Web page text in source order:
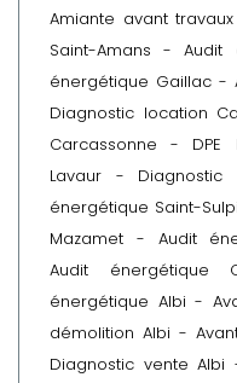
Amiante avant
Saint-Amans -Audit
énergétique Gaillac -
Diagnostic location
Carcassonne - DPE
Lavaur - Diagnostic
énergétique Saint-
Mazamet - Audit
Audit énergétique
énergétique Albi -
démolition Albi -
Diagnostic vente Albi